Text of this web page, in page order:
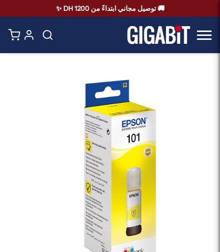
🚚 توصيل مجاني ابتداءً من 1200 DH ✨